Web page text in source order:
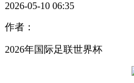
2026-05-10 06:35
作者：
2026年国际足联世界杯